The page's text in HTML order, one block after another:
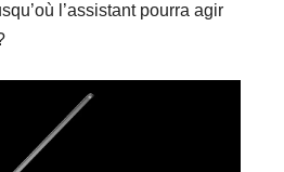
l’assistant pourra agir